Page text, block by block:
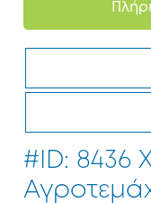
#ID: 8436